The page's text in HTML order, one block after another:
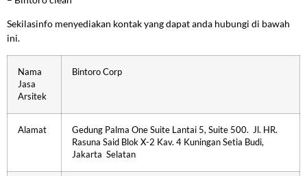
Sekilasinfo menyediakan kontak yang dapat anda hubungi di bawah
ini.
Nama
Jasa
Arsitek
Bintoro Corp
Alamat
Gedung Palma One Suite Lantai 5, Suite 500. Jl. HR.
Rasuna Said Blok X-2 Kav. 4 Kuningan Setia Budi,
Jakarta Selatan